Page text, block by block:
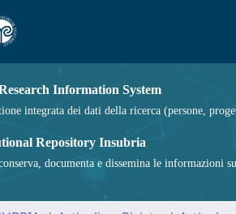
Information System
integrata dei dati della ricerca (persone,
Repository Insubria
documenta e dissemina le informazioni